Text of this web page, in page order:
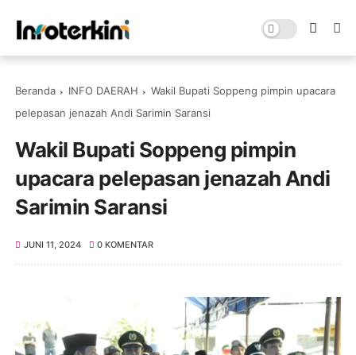
Beranda INFO DAERAH
Wakil Bupati Soppeng pimpin upacara
pelepasan jenazah Andi Sarimin Saransi
Wakil Bupati Soppeng pimpin
upacara pelepasan jenazah Andi
Sarimin Saransi
JUNI 11, 2024 0 KOMENTAR